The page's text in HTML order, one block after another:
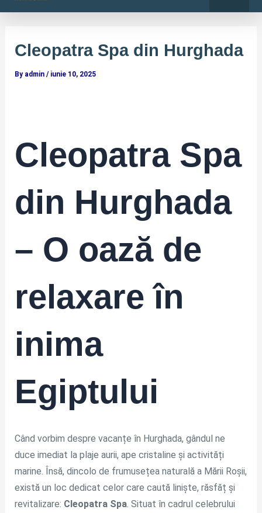
k
a
Cleopatra Spa din Hurghada
By admin / iunie 10, 2025
Cleopatra Spa
din Hurghada
– O oază de
relaxare în
inima
Egiptului
Când vorbim despre vacanțe în Hurghada, gândul ne
duce imediat la plaje aurii, ape cristaline și activități
marine. Însă, dincolo de frumusețea naturală a Mării Roșii,
există un loc dedicat celor care caută liniște, răsfăț și
revitalizare: Cleopatra Spa. Situat în cadrul celebrului